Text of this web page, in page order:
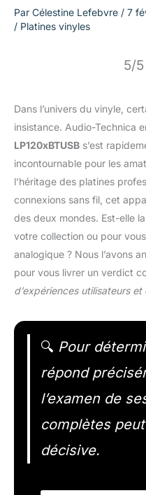
Par Célestine Lefebvre / 7
/ Platines vinyles
5/
Dans l’univers du vinyle,
insistance. Audio-Technica
LP120xBTUSB s’est
incontournable pour les
l’héritage des platines
connexions sans fil, cet
des deux mondes. Est-elle
votre collection ou pour
analogique ? Nous l’avons
pour vous livrer un verdict
d’expériences utilisateurs
🔍 Pour
répond
l’examen de
complètes
décisive.